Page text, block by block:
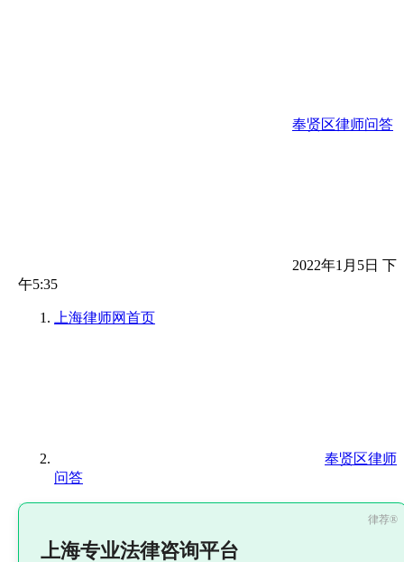
奉贤区律师问答
2022年1月5日 下
午5:35
上海律师网首页
奉贤区律师
问答
上海专业法律咨询平台